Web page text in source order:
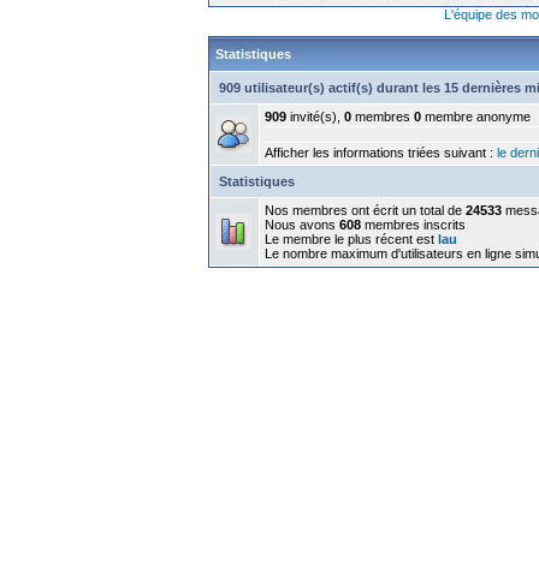
L'équipe des
Statistiques
909 utilisateur(s) actif(s) durant les 15 dernières
909 invité(s), 0 membres 0 membre anonyme
Afficher les informations triées suivant : le
Statistiques
Nos membres ont écrit un total de 24533
Nous avons 608 membres inscrits
Le membre le plus récent est lau
Le nombre maximum d'utilisateurs en ligne